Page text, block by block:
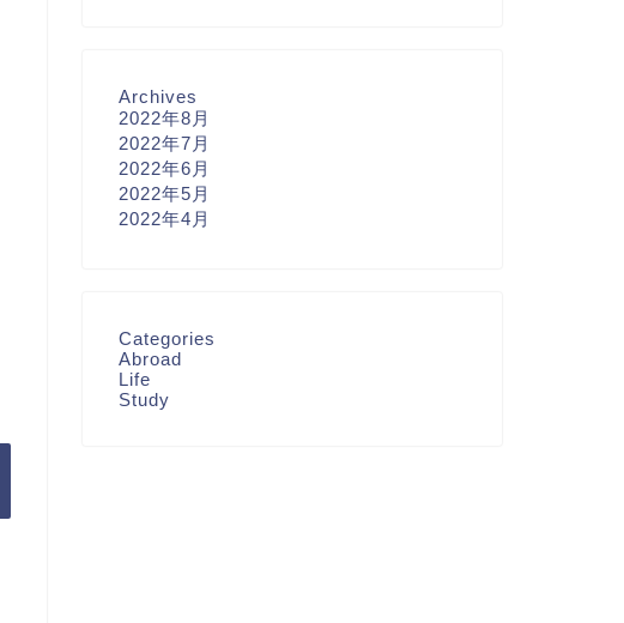
Archives
2022年8月
2022年7月
2022年6月
2022年5月
2022年4月
Categories
Abroad
Life
Study